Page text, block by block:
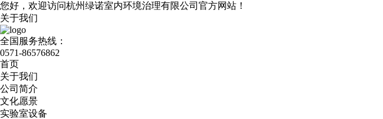
您好，欢迎访问杭州绿诺室内环境治理有限公司官方网站！
关于我们
全国服务热线：
0571-86576862
首页
关于我们
公司简介
文化愿景
实验室设备